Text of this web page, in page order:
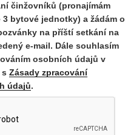
činžovníků (pronajímám
3 bytové jednotky) a žádám o
na příští setkání na
e-mail. Dále souhlasím
osobních údajů v
Zásady zpracování
údajů.